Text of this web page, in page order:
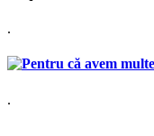
.
.